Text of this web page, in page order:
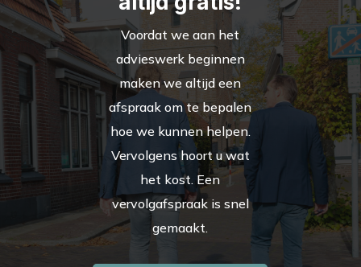
Voordat we aan het
advieswerk beginnen
maken we altijd een
afspraak om te bepalen
hoe we kunnen helpen.
Vervolgens hoort u wat
het kost. Een
vervolgafspraak is snel
gemaakt.